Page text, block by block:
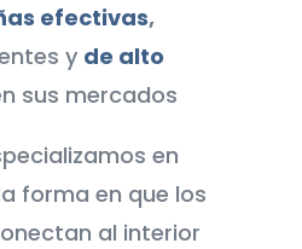
efectivas,
y de alto
sus mercados
en
forma en que los
al interior